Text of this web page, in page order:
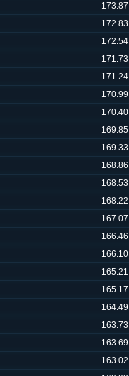
173.87
172.83
172.54
171.73
171.24
170.99
170.40
169.85
169.33
168.86
168.53
168.22
167.07
166.46
166.10
165.21
165.17
164.49
163.73
163.69
163.02